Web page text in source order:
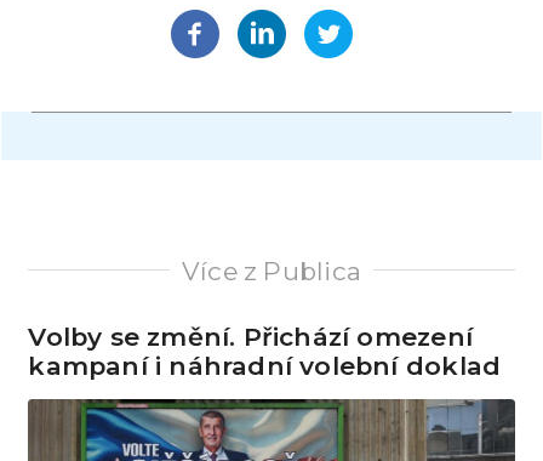
Více z Publica
Volby se změní. Přichází omezení
kampaní i náhradní volební doklad